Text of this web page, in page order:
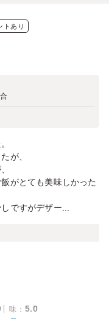
トあり
が、
がとても美味しかった
ですがデザー...
味 ： 5.0